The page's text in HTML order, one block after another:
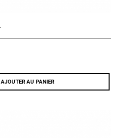
AJOUTER AU PANIER